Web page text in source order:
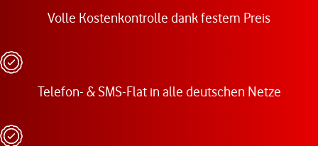
Volle Kostenkontrolle dank festem Preis
Telefon- & SMS-Flat in alle deutschen Netze